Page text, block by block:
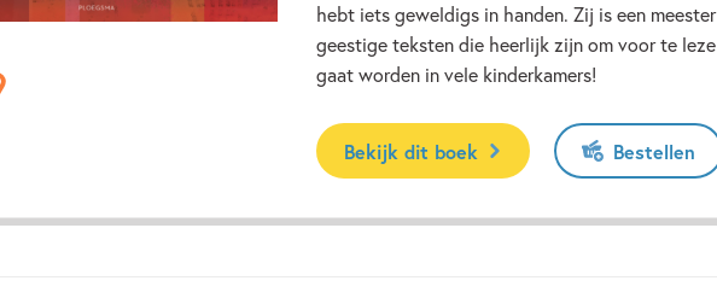
hebt iets geweldigs in handen. Zij is een
geestige teksten die heerlijk zijn om voor te
gaat worden in vele kinderkamers!
Bekijk dit boek Bestellen